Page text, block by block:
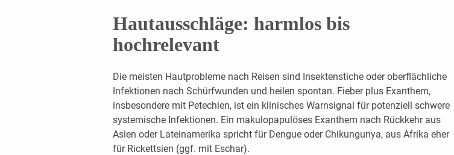
Hautausschläge: harmlos bis
hochrelevant
Die meisten Hautprobleme nach Reisen sind Insektenstiche oder oberflächliche
Infektionen nach Schürfwunden und heilen spontan. Fieber plus Exanthem,
insbesondere mit Petechien, ist ein klinisches Warnsignal für potenziell schwere
systemische Infektionen. Ein makulopapulöses Exanthem nach Rückkehr aus
Asien oder Lateinamerika spricht für Dengue oder Chikungunya, aus Afrika eher
für Rickettsien (ggf. mit Eschar).